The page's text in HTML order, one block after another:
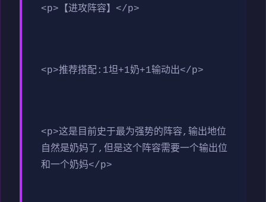
<p>【进攻阵容】</p>
<p>推荐搭配:1坦+1奶+1输动出</p>
<p>这是目前史于最为强势的阵容,输出地位
自然是奶妈了,但是这个阵容需要一个输出位
和一个奶妈</p>